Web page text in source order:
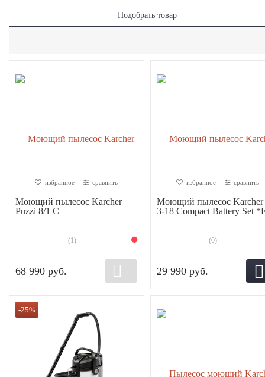
Подобрать товар
избранное сравнить
Моющий пылесос Karcher
Puzzi 8/1 C
(1)
68 990 руб.
избранное сравнить
Моющий пылесос Karcher
3-18 Compact Battery Set
(0)
29 990 руб.
-25%